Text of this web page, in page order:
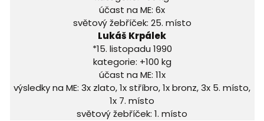
účast na ME: 6x
světový žebříček: 25. místo
Lukáš Krpálek
*15. listopadu 1990
kategorie: +100 kg
účast na ME: 11x
výsledky na ME: 3x zlato, 1x stříbro, 1x bronz, 3x 5. místo,
1x 7. místo
světový žebříček: 1. místo